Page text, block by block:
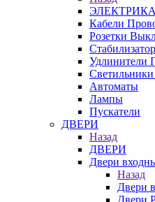
ЭЛЕКТРИКА
Кабели
Розетки
Удлинители
Автоматы
Лампы
Пускатели
ДВЕРИ
Назад
ДВЕРИ
Двери
Назад
Двери
Двери